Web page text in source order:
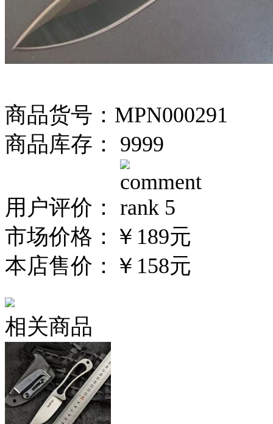
商品货号：MPN000291
商品库存： 9999
用户评价：
市场价格： ￥189元
本店售价： ￥158元
相关商品